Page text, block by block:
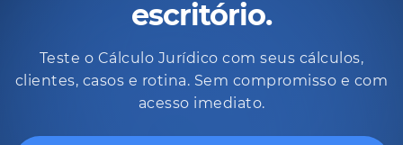
escritório.
Teste o Cálculo Jurídico com seus cálculos,
clientes, casos e rotina. Sem compromisso e com
acesso imediato.